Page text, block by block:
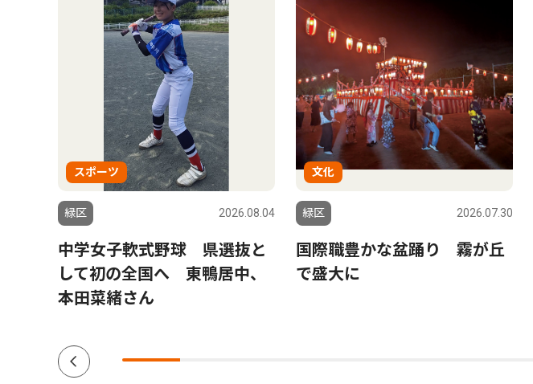
スポーツ
緑区 2026.08.04
中学女子軟式野球 県選抜と
して初の全国へ 東鴨居中、
本田菜緒さん
文化
緑区 2026.07.30
国際職豊かな盆踊り 霧が丘
で盛大に